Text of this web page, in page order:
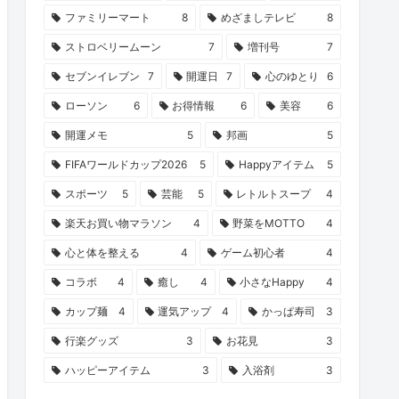
ファミリーマート 8 めざましテレビ 8
ストロベリームーン 7 増刊号 7
セブンイレブン 7 開運日 7 心のゆとり 6
ローソン 6 お得情報 6 美容 6
開運メモ 5 邦画 5
FIFAワールドカップ2026 5 Happyアイテム 5
スポーツ 5 芸能 5 レトルトスープ 4
楽天お買い物マラソン 4 野菜をMOTTO 4
心と体を整える 4 ゲーム初心者 4
コラボ 4 癒し 4 小さなHappy 4
カップ麺 4 運気アップ 4 かっぱ寿司 3
行楽グッズ 3 お花見 3
ハッピーアイテム 3 入浴剤 3